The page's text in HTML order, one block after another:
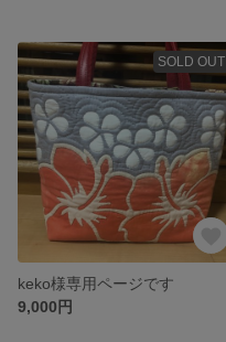
SOLD OUT
keko様専用ページです
9,000円